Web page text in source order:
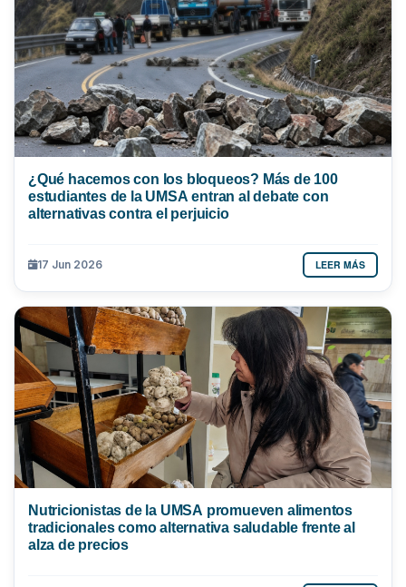
¿Qué hacemos con los bloqueos? Más de 100
estudiantes de la UMSA entran al debate con
alternativas contra el perjuicio
17 Jun 2026 LEER MÁS
Nutricionistas de la UMSA promueven alimentos
tradicionales como alternativa saludable frente al
alza de precios